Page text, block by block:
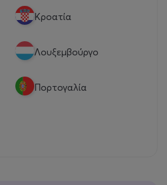
Κροατία
Λουξεμβούργο
Πορτογαλία